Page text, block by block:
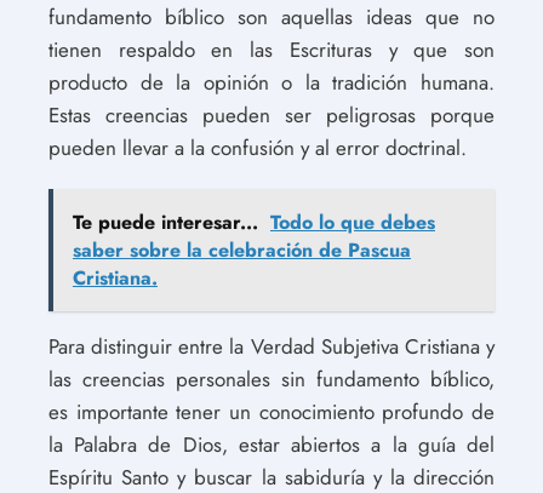
fundamento bíblico son aquellas ideas que no
tienen respaldo en las Escrituras y que son
producto de la opinión o la tradición humana.
Estas creencias pueden ser peligrosas porque
pueden llevar a la confusión y al error doctrinal.
Te puede interesar... Todo lo que debes
saber sobre la celebración de Pascua
Cristiana.
Para distinguir entre la Verdad Subjetiva Cristiana y
las creencias personales sin fundamento bíblico,
es importante tener un conocimiento profundo de
la Palabra de Dios, estar abiertos a la guía del
Espíritu Santo y buscar la sabiduría y la dirección